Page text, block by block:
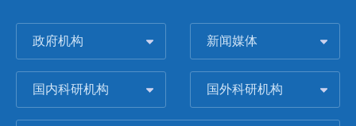
政府机构 新闻媒体
国内科研机构 国外科研机构